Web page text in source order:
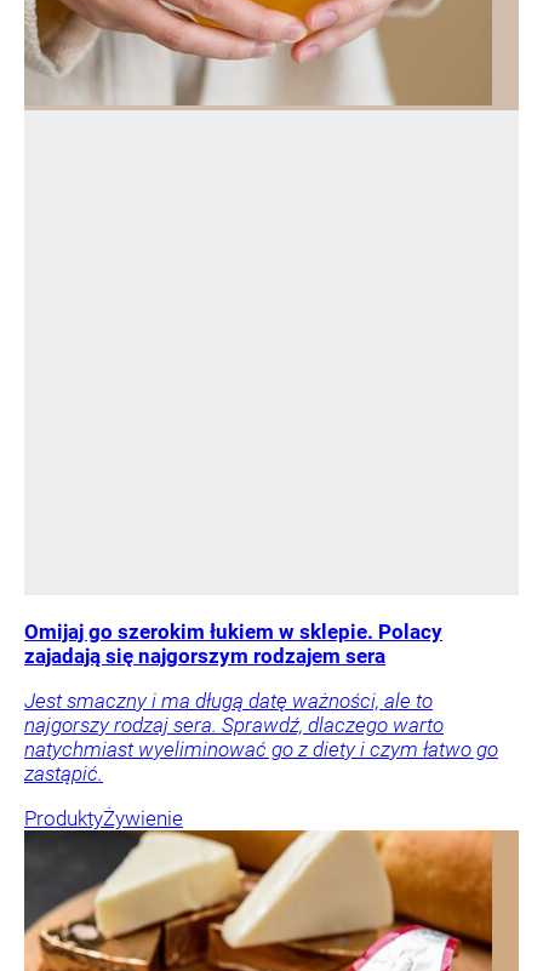
Omijaj go szerokim łukiem w sklepie. Polacy
zajadają się najgorszym rodzajem sera
Jest smaczny i ma długą datę ważności, ale to
najgorszy rodzaj sera. Sprawdź, dlaczego warto
natychmiast wyeliminować go z diety i czym łatwo go
zastąpić.
ProduktyŻywienie